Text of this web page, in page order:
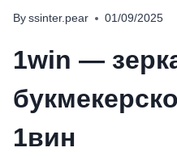
By ssinter.pear 01/09/2025
1win —
1вин